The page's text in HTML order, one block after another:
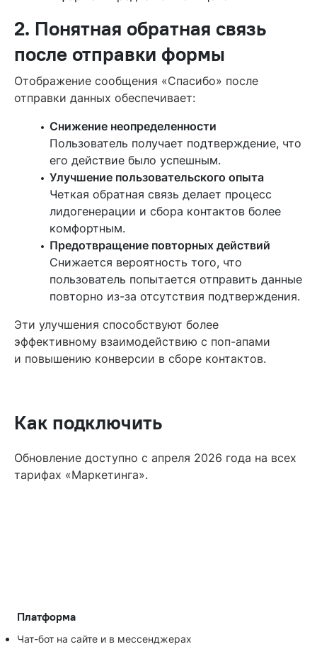
2. Понятная обратная связь
после отправки формы
Отображение сообщения «Спасибо» после
отправки данных обеспечивает:
Снижение неопределенности
Пользователь получает подтверждение, что
его действие было успешным.
Улучшение пользовательского опыта
Четкая обратная связь делает процесс
лидогенерации и сбора контактов более
комфортным.
Предотвращение повторных действий
Снижается вероятность того, что
пользователь попытается отправить данные
повторно из-за отсутствия подтверждения.
Эти улучшения способствуют более
эффективному взаимодействию с поп-апами
и повышению конверсии в сборе контактов.
Как подключить
Обновление доступно с апреля 2026 года на всех
тарифах «Маркетинга».
Платформа
Чат-бот на сайте и в мессенджерах